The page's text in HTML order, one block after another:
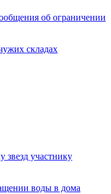
об ограничении
складах
звезд участнику
воды в дома